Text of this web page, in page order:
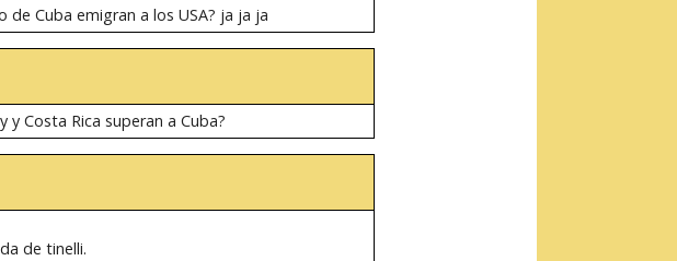
Cuba emigran a los USA? ja ja ja
Costa Rica superan a Cuba?
de tinelli.